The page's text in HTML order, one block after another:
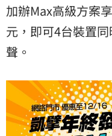
加辦Max高級方案
元，即可4台裝置
聲。